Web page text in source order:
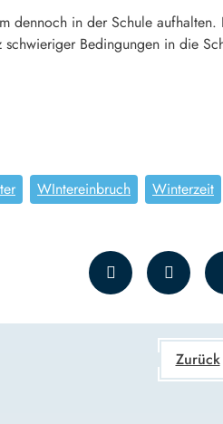
dennoch in der Schule
Bedingungen in die
WIntereinbruch Winterzeit
Zurück